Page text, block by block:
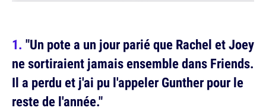
"Un pote a un jour parié que Rachel et Joey
ne sortiraient jamais ensemble dans Friends.
Il a perdu et j'ai pu l'appeler Gunther pour le
reste de l'année."